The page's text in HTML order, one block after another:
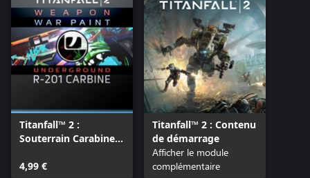
Titanfall™ 2 :
Souterrain Carabine
4,99 €
Titanfall™ 2 : Contenu
de démarrage
Afficher le module
complémentaire